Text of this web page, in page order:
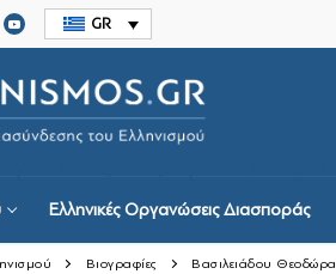
GR
Ελληνικές Οργανώσεις Διασποράς
Βιογραφίες Βασιλειάδου Θεοδώρα